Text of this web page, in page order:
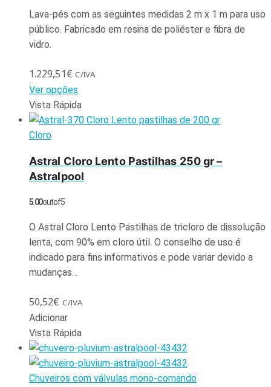
Lava-pés com as seguintes medidas 2 m x 1 m para uso
público. Fabricado em resina de poliéster e fibra de
vidro.
1.229,51€ C/IVA
Ver opções
Vista Rápida
Cloro
Astral Cloro Lento Pastilhas 250 gr –
Astralpool
5.00out of 5
O Astral Cloro Lento Pastilhas de tricloro de dissolução
lenta, com 90% em cloro útil. O conselho de uso é
indicado para fins informativos e pode variar devido a
mudanças…
50,52€ C/IVA
Adicionar
Vista Rápida
Chuveiros com válvulas mono-comando